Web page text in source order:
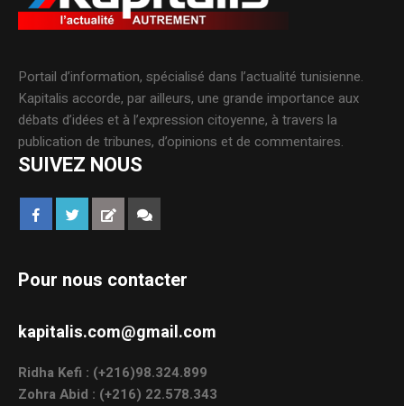
Portail d’information, spécialisé dans l’actualité tunisienne.
Kapitalis accorde, par ailleurs, une grande importance aux
débats d’idées et à l’expression citoyenne, à travers la
publication de tribunes, d’opinions et de commentaires.
SUIVEZ NOUS
Pour nous contacter
kapitalis.com@gmail.com
Ridha Kefi : (+216)98.324.899
Zohra Abid : (+216) 22.578.343